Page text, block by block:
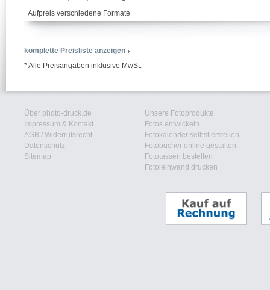
Aufpreis verschiedene Formate
komplette Preisliste anzeigen
* Alle Preisangaben inklusive MwSt.
Über photo-druck.de
Impressum & Kontakt
AGB / Widerrufsrecht
Datenschutz
Sitemap
Unsere Fotoprodukte
Fotos entwickeln
Fotokalender selbst erstellen
Fotobücher online gestalten
Fototassen bestellen
Fotoleinwand drucken